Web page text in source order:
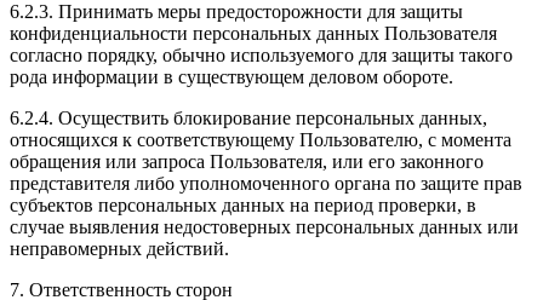
6.2.3. Принимать меры предосторожности для защиты
конфиденциальности персональных данных Пользователя
согласно порядку, обычно используемого для защиты такого
рода информации в существующем деловом обороте.
6.2.4. Осуществить блокирование персональных данных,
относящихся к соответствующему Пользователю, с момента
обращения или запроса Пользователя, или его законного
представителя либо уполномоченного органа по защите прав
субъектов персональных данных на период проверки, в
случае выявления недостоверных персональных данных или
неправомерных действий.
7. Ответственность сторон